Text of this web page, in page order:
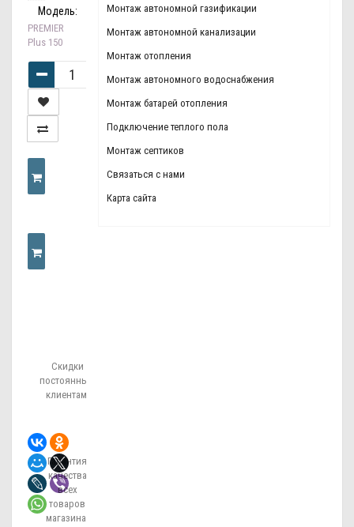
Монтаж автономной газификации
Монтаж автономной канализации
Монтаж отопления
Монтаж автономного водоснабжения
Монтаж батарей отопления
Подключение теплого пола
Монтаж септиков
Связаться с нами
Карта сайта
Модель:
PREMIER
Plus 150
ОДИНСкидки
постоянным
клиентам!
Гарантия
качества
всех
товаров
магазина!